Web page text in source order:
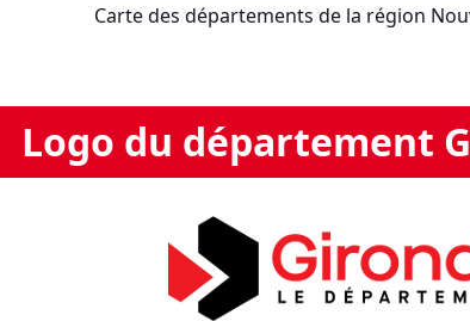
Carte des départements de la région
Logo du département